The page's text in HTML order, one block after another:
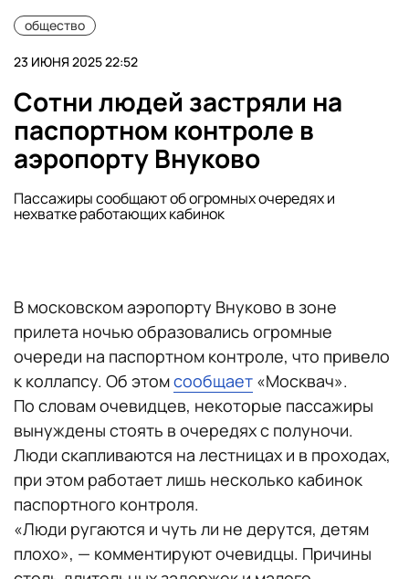
общество
23 ИЮНЯ 2025 22:52
Сотни людей застряли на
паспортном контроле в
аэропорту Внуково
Пассажиры сообщают об огромных очередях и
нехватке работающих кабинок
В московском аэропорту Внуково в зоне
прилета ночью образовались огромные
очереди на паспортном контроле, что привело
к коллапсу. Об этомсообщает «Москвач».
По словам очевидцев, некоторые пассажиры
вынуждены стоять в очередях с полуночи.
Люди скапливаются на лестницах и в проходах,
при этом работает лишь несколько кабинок
паспортного контроля.
«Люди ругаются и чуть ли не дерутся, детям
плохо», — комментируют очевидцы. Причины